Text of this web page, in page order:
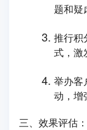
题和疑
推行积
式，激
举办客
动，增
三、效果评估